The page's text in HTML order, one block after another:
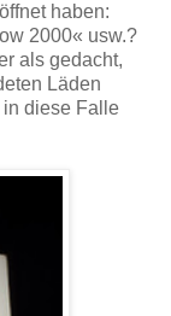
haben:
2000« usw.?
als gedacht,
Läden
diese Falle